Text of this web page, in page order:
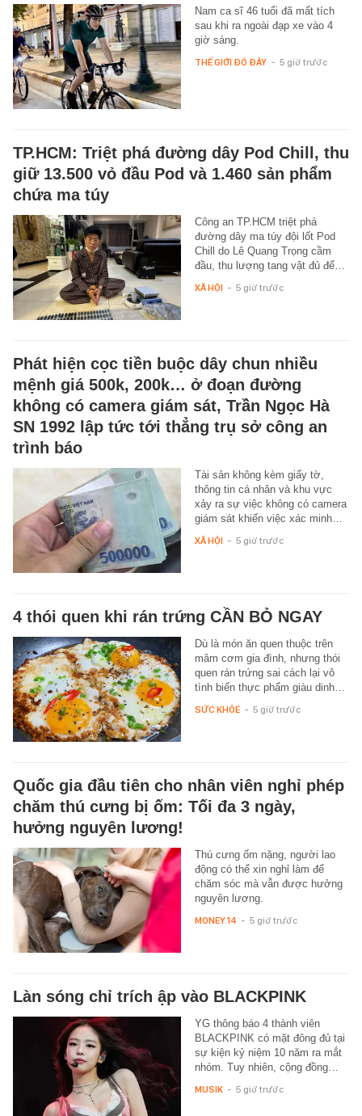
Nam ca sĩ 46 tuổi đã mất tích
sau khi ra ngoài đạp xe vào 4
giờ sáng.
THẾ GIỚI ĐÓ ĐÂY - 5 giờ trước
TP.HCM: Triệt phá đường dây Pod Chill, thu
giữ 13.500 vỏ đầu Pod và 1.460 sản phẩm
chứa ma túy
Công an TP.HCM triệt phá
đường dây ma túy đội lốt Pod
Chill do Lê Quang Trọng cầm
đầu, thu lượng tang vật đủ để…
XÃ HỘI - 5 giờ trước
Phát hiện cọc tiền buộc dây chun nhiều
mệnh giá 500k, 200k… ở đoạn đường
không có camera giám sát, Trần Ngọc Hà
SN 1992 lập tức tới thẳng trụ sở công an
trình báo
Tài sản không kèm giấy tờ,
thông tin cá nhân và khu vực
xảy ra sự việc không có camera
giám sát khiến việc xác minh…
XÃ HỘI - 5 giờ trước
4 thói quen khi rán trứng CẦN BỎ NGAY
Dù là món ăn quen thuộc trên
mâm cơm gia đình, nhưng thói
quen rán trứng sai cách lại vô
tình biến thực phẩm giàu dinh…
SỨC KHỎE - 5 giờ trước
Quốc gia đầu tiên cho nhân viên nghỉ phép
chăm thú cưng bị ốm: Tối đa 3 ngày,
hưởng nguyên lương!
Thú cưng ốm nặng, người lao
động có thể xin nghỉ làm để
chăm sóc mà vẫn được hưởng
nguyên lương.
MONEY.14 - 5 giờ trước
Làn sóng chỉ trích ập vào BLACKPINK
YG thông báo 4 thành viên
BLACKPINK có mặt đông đủ tại
sự kiện kỷ niệm 10 năm ra mắt
nhóm. Tuy nhiên, cộng đồng…
MUSIK - 5 giờ trước